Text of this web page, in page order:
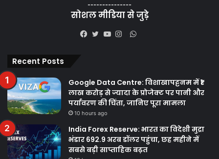
---------------
सोशल मीडिया से जुड़े
WhatsApp
Recent Posts
Google Data Centre: विशाखापट्टनम में ₹1
लाख करोड़ से ज्यादा के प्रोजेक्ट पर पानी और
पर्यावरण की चिंता, जानिए पूरा मामला
10 hours ago
India Forex Reserve: भारत का विदेशी मुद्रा
भंडार 692.9 अरब डॉलर पहुंचा, छह महीने में
सबसे बड़ी साप्ताहिक बढ़त